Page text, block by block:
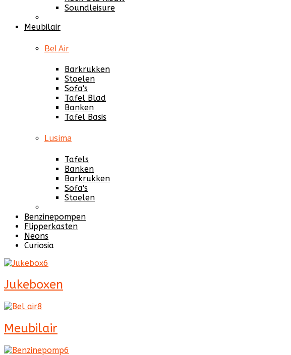
Soundleisure
Meubilair
Bel Air
Barkrukken
Stoelen
Sofa's
Tafel Blad
Banken
Tafel Basis
Lusima
Tafels
Banken
Barkrukken
Sofa's
Stoelen
Benzinepompen
Flipperkasten
Neons
Curiosia
Jukeboxen
Meubilair